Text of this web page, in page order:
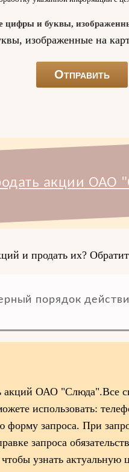
цифры и буквы,
акции ОАО
и продать их?
порядок
акций ОАО "Слюда".Все
использовать:
форму запроса. При
запроса
узнать